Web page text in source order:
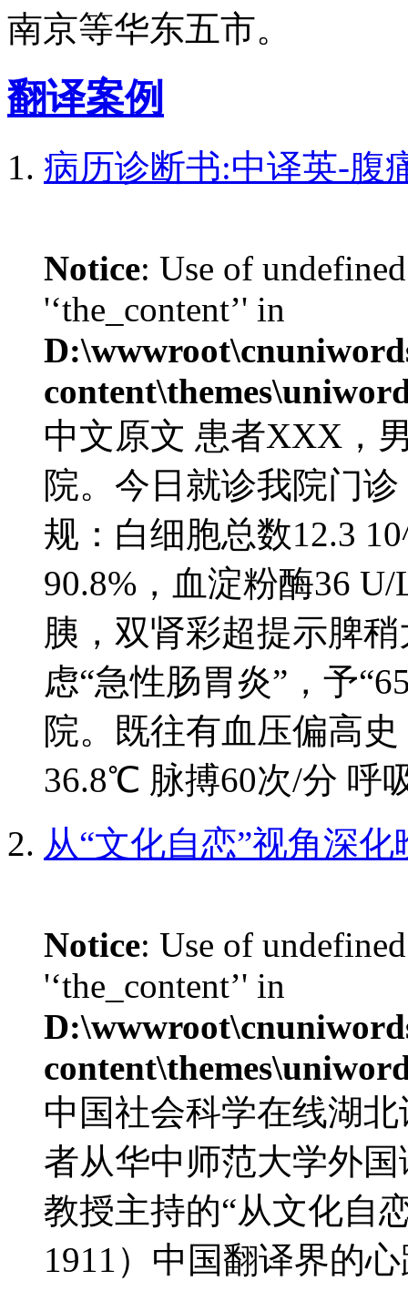
南京等华东五市。
翻译案例
病历诊断书:中译英-腹
Notice: Use of
'‘the_content’' in
中文原文 患者XXX，
院。今日就诊我院门
规：白细胞总数12.3
90.8%，血淀粉酶36
胰，双肾彩超提示脾
虑“急性肠胃炎”，予
院。既往有血压偏高
36.8℃ 脉搏60次/分 呼
从“文化自恋”视角深
Notice: Use of
'‘the_content’' in
中国社会科学在线湖
者从华中师范大学外
教授主持的“从文化自
1911）中国翻译界的